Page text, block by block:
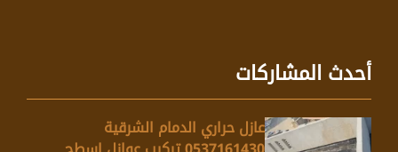
أحدث المشاركات
عازل حراري الدمام الشرقية